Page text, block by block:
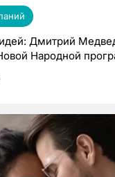
Дмитрий
Народной